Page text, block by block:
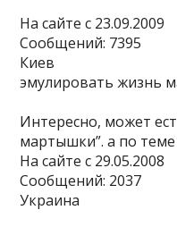
На сайте c 23.09.2009
Сообщений: 7395
Киев
эмулировать жизнь
Интересно, может
мартышки”. а по
На сайте c 29.05.2008
Сообщений: 2037
Украина